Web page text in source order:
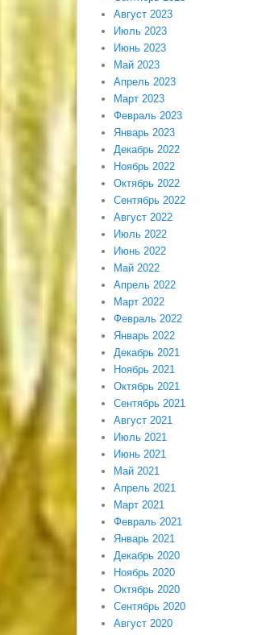
Август 2023
Июль 2023
Июнь 2023
Май 2023
Апрель 2023
Март 2023
Февраль 2023
Январь 2023
Декабрь 2022
Ноябрь 2022
Октябрь 2022
Сентябрь 2022
Август 2022
Июль 2022
Июнь 2022
Май 2022
Апрель 2022
Март 2022
Февраль 2022
Январь 2022
Декабрь 2021
Ноябрь 2021
Октябрь 2021
Сентябрь 2021
Август 2021
Июль 2021
Июнь 2021
Май 2021
Апрель 2021
Март 2021
Февраль 2021
Январь 2021
Декабрь 2020
Ноябрь 2020
Октябрь 2020
Сентябрь 2020
Август 2020